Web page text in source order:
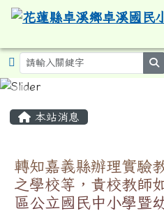
跳至主內容區
花蓮縣卓溪鄉卓
導覽列
本站消息
轉知嘉義縣辦理實驗
之學校等，貴校教師
區公立國民中小學暨